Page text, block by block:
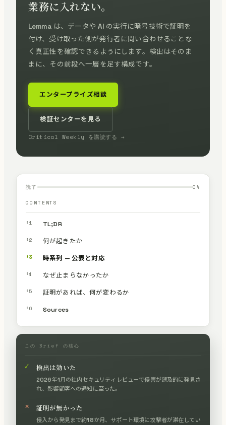
業務に入れない。
Lemma は、データや AI の実行に暗号技術で証明を
付け、受け取った側が発行者に問い合わせることな
く真正性を確認できるようにします。検出はそのま
まに、その前段へ一層を足す構成です。
エンタープライズ相談
検証センターを見る
Critical Weekly を購読する →
読了 0 %
CONTENTS
§1 TL;DR
§2 何が起きたか
§3 時系列 — 公表と対応
§4 なぜ止まらなかったか
§5 証明があれば、何が変わるか
§6 Sources
この Brief の核心
✓ 検出は効いた
2026年1月の社内セキュリティレビューで侵害が遡及的に発見さ
れ、影響顧客への通知に至った。
✕ 証明が無かった
侵入から発見まで約18か月、サポート環境に攻撃者が滞在してい